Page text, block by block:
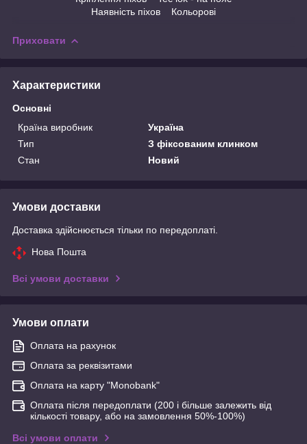
Наявність піхов Кольорові
Приховати
Характеристики
Основні
Країна виробник
Україна
Тип
З фіксованим клинком
Стан
Новий
Умови доставки
Доставка здійснюється тільки по передоплаті.
Нова Пошта
Всі умови доставки
Умови оплати
Оплата на рахунок
Оплата за реквізитами
Оплата на карту "Monobank"
Оплата після передоплати (200 і більше залежить від
кількості товару, або на замовлення 50%-100%)
Всі умови оплати